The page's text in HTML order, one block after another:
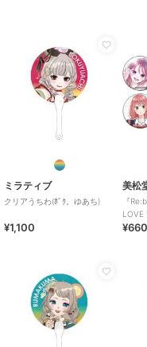
ミラティブ
クリアうちわ(ﾎﾞｸ。ゆあち)
¥1,100
美松
『
LOVE
ッジ
¥660